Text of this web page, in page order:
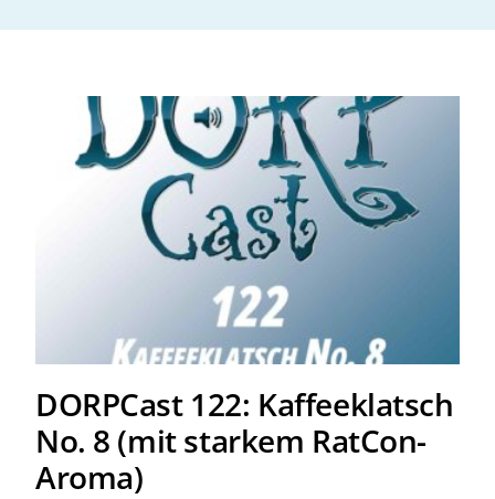
DORPCast 122:
Kaffeeklatsch No. 8 (mit
starkem RatCon-Aroma)
DORPCast 122: Kaffeeklatsch
No. 8 (mit starkem RatCon-
Aroma)